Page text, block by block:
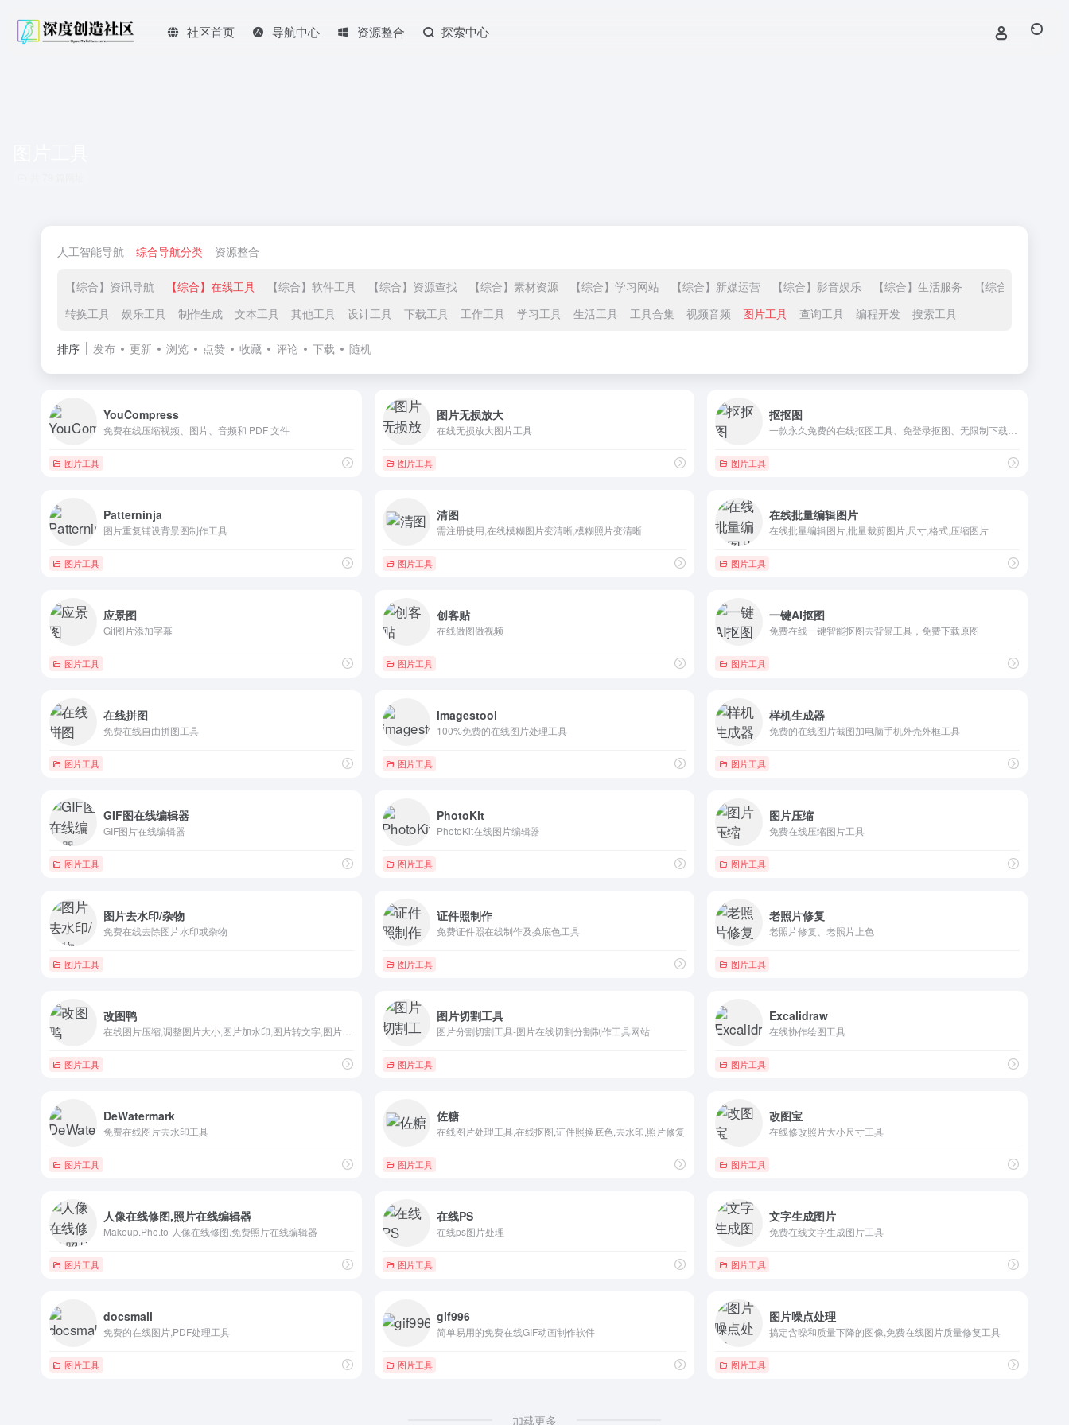
社区首页 导航中心 资源整合 探索中心
人工智能导航 综合导航分类 资源整合
【综合】资讯导航 【综合】在线工具 【综合】软件工具 【综合】资源查找 【综合】素材资源 【综合】学习网站 【综合】新媒运营 【综合】影音娱乐 【综合】生活服务
【综合】站长导航
转换工具
娱乐工具 制作生成 文本工具 其他工具 设计工具 下载工具 工作工具 学习工具 生活工具 工具合集 视频音频 图片工具 查询工具 编程开发 搜索工具
排序 发布 更新 浏览 点赞 收藏 评论 下载 随机
YouCompress
免费在线压缩视频、图片、音频和 PDF 文件
图片工具
图片无损放大
在线无损放大图片工具
图片工具
抠抠图
图片工具
Patterninja
图片重复铺设背景图制作工具
图片工具
清图
需注册使用,在线模糊图片变清晰,模糊照片变清晰
图片工具
在线批量编辑图片
在线批量编辑图片,批量裁剪图片,尺寸,格式,压缩图片
图片工具
应景图
Gif图片添加字幕
图片工具
创客贴
在线做图做视频
图片工具
一键AI抠图
免费在线一键智能抠图去背景工具，免费下载原图
图片工具
在线拼图
免费在线自由拼图工具
图片工具
imagestool
100%免费的在线图片处理工具
图片工具
样机生成器
免费的在线图片截图加电脑手机外壳外框工具
图片工具
GIF图在线编辑器
GIF图片在线编辑器
图片工具
PhotoKit
PhotoKit在线图片编辑器
图片工具
图片压缩
免费在线压缩图片工具
图片工具
图片去水印/杂物
免费在线去除图片水印或杂物
图片工具
证件照制作
免费证件照在线制作及换底色工具
图片工具
老照片修复
老照片修复、老照片上色
图片工具
改图鸭
图片工具
图片切割工具
图片分割切割工具-图片在线切割分割制作工具网站
图片工具
Excalidraw
在线协作绘图工具
图片工具
DeWatermark
免费在线图片去水印工具
图片工具
佐糖
在线图片处理工具,在线抠图,证件照换底色,去水印,照片修复
图片工具
改图宝
在线修改照片大小尺寸工具
图片工具
人像在线修图,照片在线编辑器
Makeup.Pho.to-人像在线修图,免费照片在线编辑器
图片工具
在线PS
在线ps图片处理
图片工具
文字生成图片
免费在线文字生成图片工具
图片工具
docsmall
免费的在线图片,PDF处理工具
图片工具
gif996
简单易用的免费在线GIF动画制作软件
图片工具
图片噪点处理
搞定含噪和质量下降的图像,免费在线图片质量修复工具
图片工具
加载更多